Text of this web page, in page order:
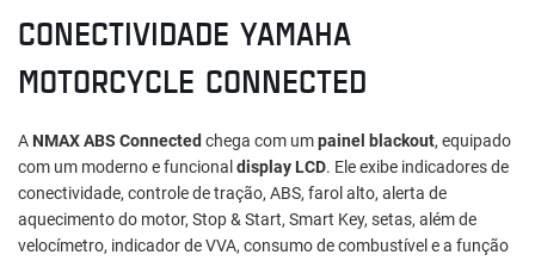
CONECTIVIDADE YAMAHA
MOTORCYCLE CONNECTED
A NMAX ABS Connected chega com umpainel blackout, equipado
com um moderno e funcional display LCD. Ele exibe indicadores de
conectividade, controle de tração, ABS, farol alto, alerta de
aquecimento do motor, Stop & Start, Smart Key, setas, além de
velocímetro, indicador de VVA, consumo de combustível e a função